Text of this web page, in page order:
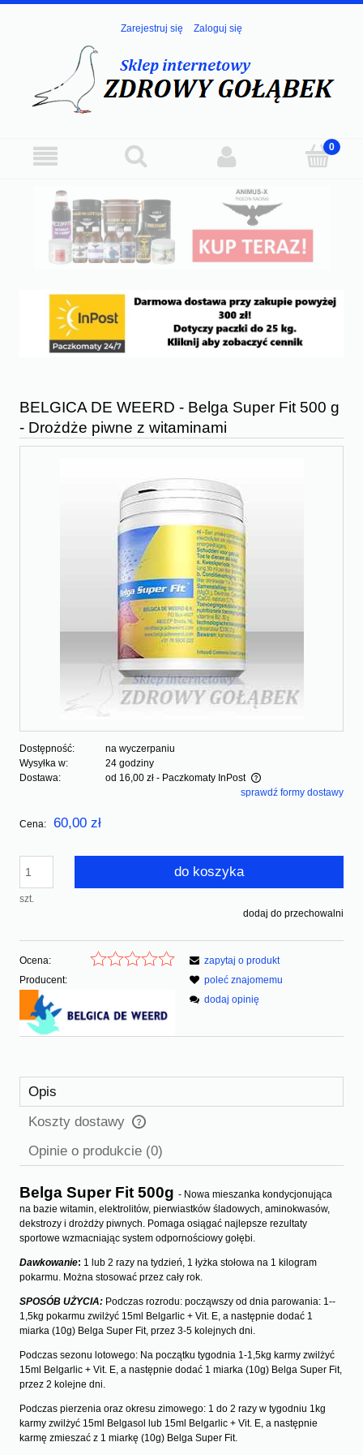
Zarejestruj się Zaloguj się
BELGICA DE WEERD - Belga Super Fit 500 g
- Drożdże piwne z witaminami
Dostępność:
na wyczerpaniu
Wysyłka w:
24 godziny
Dostawa:
od 16,00 zł - Paczkomaty InPost
Cena nie zawiera ewentualnych kosztów płatnościsprawdź formy dostawy
Cena: 60,00 zł
szt.
do koszyka
dodaj do przechowalni
Ocena:
Producent:
zapytaj o produkt
poleć znajomemu
dodaj opinię
Opis
Koszty dostawy
Cena nie zawiera ewentualnych kosztów płatności
Opinie o produkcie (0)
Belga Super Fit 500g - Nowa mieszanka kondycjonująca
na bazie witamin, elektrolitów, pierwiastków śladowych, aminokwasów,
dekstrozy i drożdży piwnych. Pomaga osiągać najlepsze rezultaty
sportowe wzmacniając system odpornościowy gołębi.
Dawkowanie: 1 lub 2 razy na tydzień, 1 łyżka stołowa na 1 kilogram
pokarmu. Można stosować przez cały rok.
SPOSÓB UŻYCIA: Podczas rozrodu: począwszy od dnia parowa­nia: 1-­
1,5kg pokarmu zwilżyć 15ml Belgarlic + Vit. E, a następnie dodać 1
miarka (10g) Belga Super Fit, przez 3­-5 kolejnych dni.
Podczas sezonu lotowego: Na początku ty­godnia 1-­1,5kg karmy zwilżyć
15ml Belgarlic + Vit. E, a następnie dodać 1 miarka (10g) Belga Super Fit,
przez 2 kolejne dni.
Podczas pierzenia oraz okresu zimowego: 1 do 2 razy w tygodniu 1kg
karmy zwilżyć 15ml Belgasol lub 15ml Belgarlic + Vit. E, a następnie
karmę zmieszać z 1 miarkę (10g) Belga Super Fit.